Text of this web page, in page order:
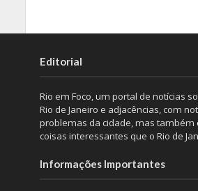
Editorial
Rio em Foco, um portal de notícias
Rio de Janeiro e adjacências, com
problemas da cidade, mas também
coisas interessantes que o Rio de
Informações Importantes